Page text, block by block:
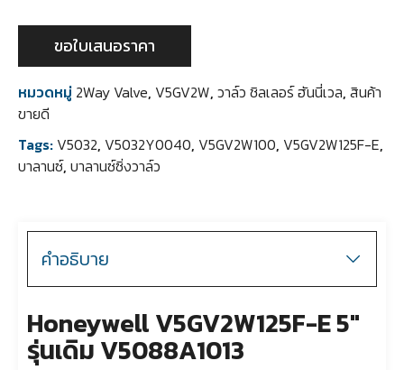
ขอใบเสนอราคา
หมวดหมู่ 2Way Valve, V5GV2W, วาล์ว ชิลเลอร์ ฮันนี่เวล, สินค้า
ขายดี
Tags: V5032, V5032Y0040, V5GV2W100, V5GV2W125F-E,
บาลานซ์, บาลานซ์ซิ่งวาล์ว
คำอธิบาย
Honeywell V5GV2W125F-E 5″
รุ่นเดิม V5088A1013